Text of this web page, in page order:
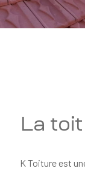
La
K Toiture est